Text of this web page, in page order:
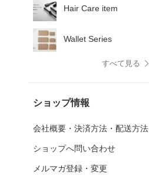
Hair Care item
Wallet Series
すべて見る
ショップ情報
会社概要・決済方法・配送方法
ショップへ問い合わせ
メルマガ登録・変更